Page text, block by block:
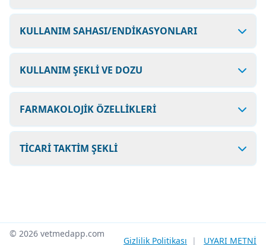
KULLANIM SAHASI/ENDİKASYONLARI
KULLANIM ŞEKLİ VE DOZU
FARMAKOLOJİK ÖZELLİKLERİ
TİCARİ TAKTİM ŞEKLİ
© 2026 vetmedapp.com
Gizlilik Politikası | UYARI METNİ